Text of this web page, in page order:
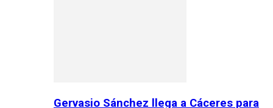
Gervasio Sánchez llega a Cáceres para